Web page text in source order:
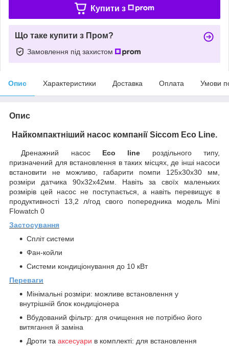
Купити з
Що таке купити з Пром?
Замовлення під захистом
Опис Характеристики Доставка Оплата Умови
Опис
Найкомпактніший насос компанії Siccom Eco Line.
Дренажний насос Eco line роздільного типу,
призначений для встановлення в таких місцях, де інші насоси
встановити не можливо, габарити помпи 125х30х30 мм,
розміри датчика 90х32х42мм. Навіть за своїх маленьких
розмірів цей насос не поступається, а навіть перевищує в
продуктивності 13,2 л/год свого попередника модель Mini
Flowatch 0
Застосування
Спліт системи
Фан-койли
Системи кондиціонування до 10 кВт
Переваги
Мінімальні розміри: можливе встановлення у
внутрішній блок кондиціонера
Вбудований фільтр: для очищення не потрібно його
витягання й заміна
Дроти та аксесуари в комплекті: для встановлення